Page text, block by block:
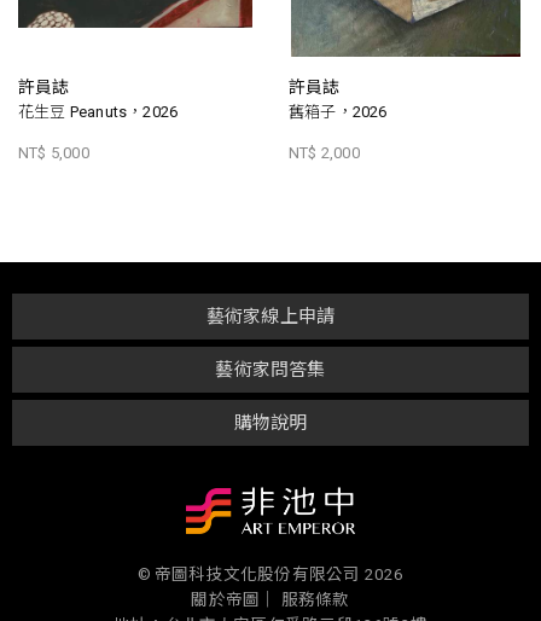
許員誌
花生豆 Peanuts，2026
NT$ 5,000
許員誌
舊箱子，2026
NT$ 2,000
購物說明
藝術家問答集
藝術家線上申請
© 帝圖科技文化股份有限公司 2026
關於帝圖｜
服務條款